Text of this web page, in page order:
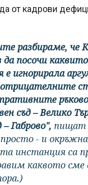
от кадрови
разбираме, че
да посочи
е игнорирала
съд – Велико
Габрово", пищат
- и
инстанция са
каквото сме